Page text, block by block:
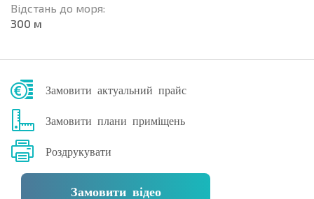
Відстань до моря:
300 м
Замовити актуальний прайс
Замовити плани приміщень
Роздрукувати
Замовити відео